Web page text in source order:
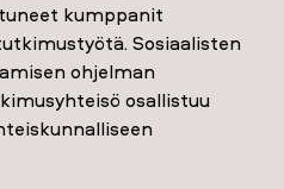
kumppanit
Sosiaalisten
ohjelman
osallistuu